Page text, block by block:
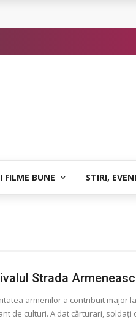
FILME BUNE STIRI,
Strada
armenilor a contribuit major
de culturi. A dat cărturari, soldaţi